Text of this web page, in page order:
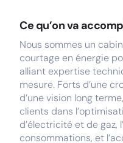
Ce qu’on va
Nous sommes un
courtage en énergie
alliant expertise
mesure. Forts d’une
d’une vision long
clients dans
d’électricité et de gaz,
consommations, et